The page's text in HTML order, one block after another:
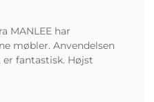
MANLEE har
møbler. Anvendelsen
fantastisk. Højst